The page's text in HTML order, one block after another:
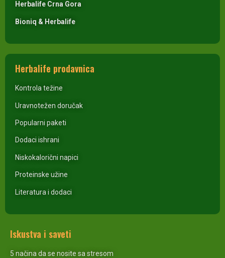
Herbalife Crna Gora
Bioniq & Herbalife
Herbalife prodavnica
Kontrola težine
Uravnotežen doručak
Popularni paketi
Dodaci ishrani
Niskokalorični napici
Proteinske užine
Literatura i dodaci
Iskustva i saveti
5 načina da se nosite sa stresom